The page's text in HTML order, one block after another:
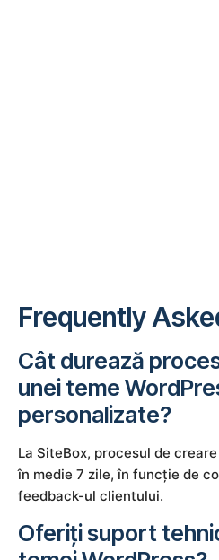
Frequently
Cât durează
unei teme
personalizate?
La SiteBox, procesul de
în medie 7 zile, în funcție de
feedback-ul clientului.
Oferiți suport